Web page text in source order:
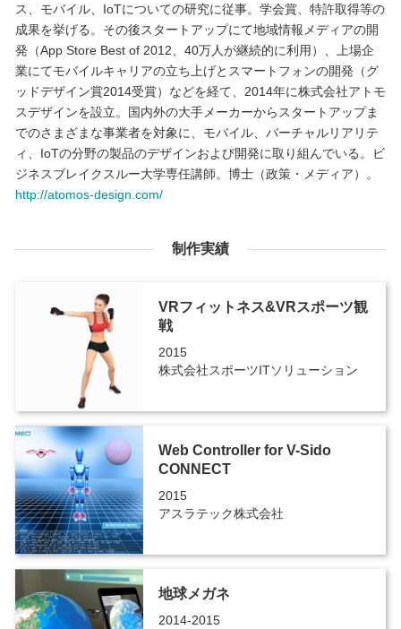
ス、モバイル、IoTについての研究に従事。学会賞、特許取得等の
成果を挙げる。その後スタートアップにて地域情報メディアの開
発（App Store Best of 2012、40万人が継続的に利用）、上場企
業にてモバイルキャリアの立ち上げとスマートフォンの開発（グ
ッドデザイン賞2014受賞）などを経て、2014年に株式会社アトモ
スデザインを設立。国内外の大手メーカーからスタートアップま
でのさまざまな事業者を対象に、モバイル、バーチャルリアリテ
ィ、IoTの分野の製品のデザインおよび開発に取り組んでいる。ビ
ジネスブレイクスルー大学専任講師。博士（政策・メディア）。
http://atomos-design.com/
制作実績
VRフィットネス&VRスポーツ観
戦
2015
株式会社スポーツITソリューション
Web Controller for V-Sido
CONNECT
2015
アスラテック株式会社
地球メガネ
2014-2015